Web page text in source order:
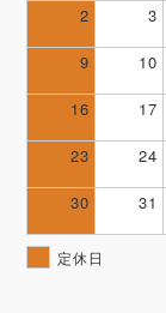
2 3
9 10
16 17
23 24
30 31
定休日